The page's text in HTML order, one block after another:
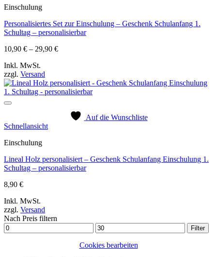
Einschulung
Personalisiertes Set zur Einschulung – Geschenk Schulanfang 1.
Schultag – personalisierbar
10,90 € – 29,90 €Preisspanne:
Inkl. MwSt.
zzgl. Versand
Auf die Wunschliste
Schnellansicht
Einschulung
Lineal Holz personalisiert – Geschenk Schulanfang Einschulung 1.
Schultag – personalisierbar
8,90 €
Inkl. MwSt.
zzgl. Versand
Nach Preis filtern
Min.
Preis
Max.
Preis
Filter
Cookies bearbeiten